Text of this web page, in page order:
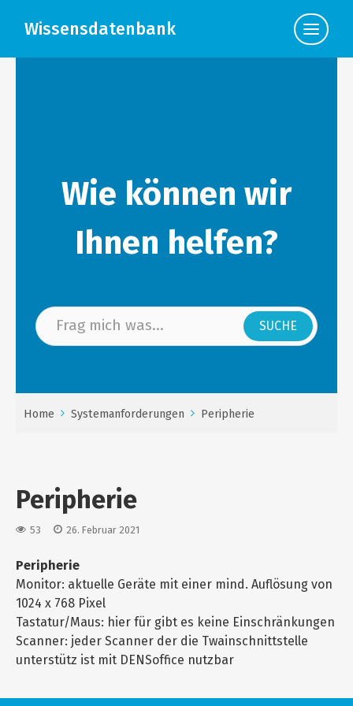
Wissensdatenbank
Klicke
hier,
um
Wie können wir
Ihnen helfen?
Home Systemanforderungen Peripherie
Peripherie
53 26. Februar 2021
Peripherie
Monitor: aktuelle Geräte mit einer mind. Auflösung von
1024 x 768 Pixel
Tastatur/Maus: hier für gibt es keine Einschränkungen
Scanner: jeder Scanner der die Twainschnittstelle
unterstütz ist mit DENSoffice nutzbar